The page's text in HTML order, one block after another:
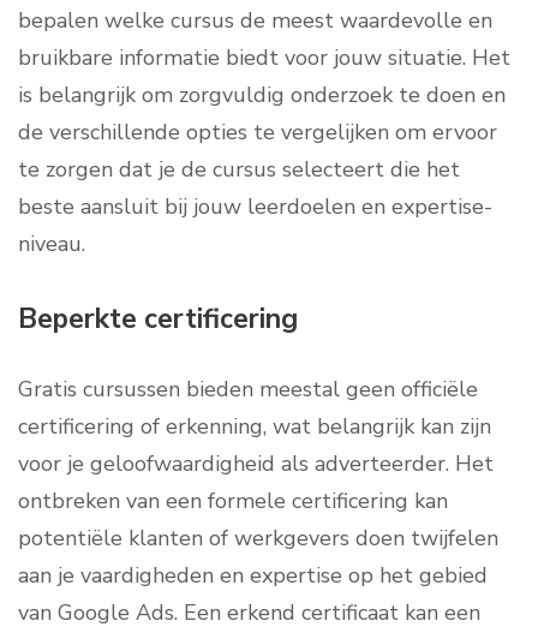
bepalen welke cursus de meest waardevolle en
bruikbare informatie biedt voor jouw situatie. Het
is belangrijk om zorgvuldig onderzoek te doen en
de verschillende opties te vergelijken om ervoor
te zorgen dat je de cursus selecteert die het
beste aansluit bij jouw leerdoelen en expertise-
niveau.
Beperkte certificering
Gratis cursussen bieden meestal geen officiële
certificering of erkenning, wat belangrijk kan zijn
voor je geloofwaardigheid als adverteerder. Het
ontbreken van een formele certificering kan
potentiële klanten of werkgevers doen twijfelen
aan je vaardigheden en expertise op het gebied
van Google Ads. Een erkend certificaat kan een